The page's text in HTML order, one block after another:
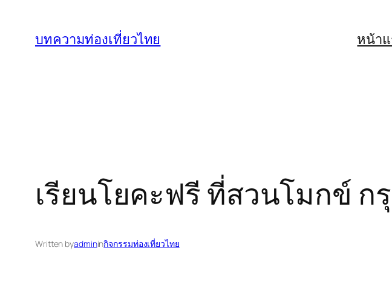
บทความท่องเที่ยวไทย หน้า
เรียนโยคะฟรี ที่สวนโมกข์ ก
Written byadmininกิจกรรมท่องเที่ยวไทย